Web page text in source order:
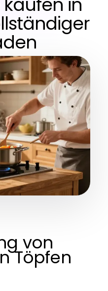
von
Töpfen